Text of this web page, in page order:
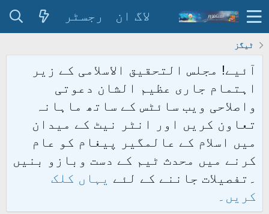
لاگ ان رجسٹر
ٹیگز
آئیے! مجلس التحقیق الاسلامی کے زیر
اہتمام جاری عظیم الشان دعوتی
واصلاحی ویب سائٹس کے ساتھ ماہانہ
تعاون کریں اور انٹر نیٹ کے میدان
میں اسلام کے عالمگیر پیغام کو عام
کرنے میں محدث ٹیم کے دست وبازو بنیں
۔تفصیلات جاننے کے لئے یہاں کلک
کریں۔